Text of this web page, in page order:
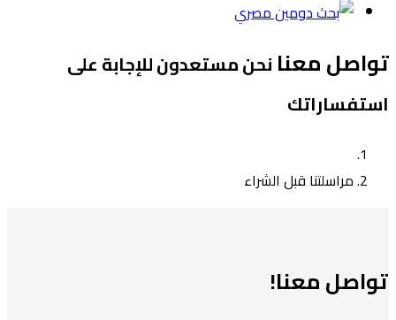
تواصل معنا نحن مستعدون للإجابة على
استفساراتك
مراسلتنا قبل الشراء
تواصل معنا!